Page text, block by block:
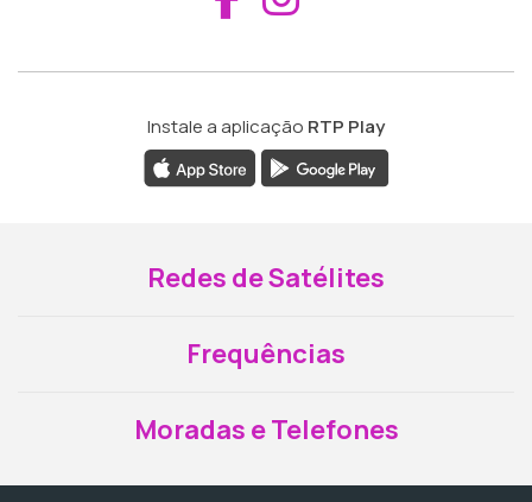
Instale a aplicação RTP Play
Redes de Satélites
Frequências
Moradas e Telefones